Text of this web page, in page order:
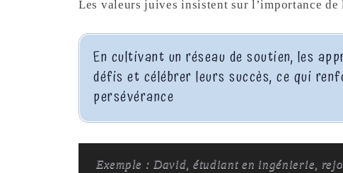
Les valeurs juives insistent sur l’importance
En cultivant un réseau de soutien, les
défis et célébrer leurs succès, ce qui
persévérance
Exemple : David, étudiant en ingénierie,